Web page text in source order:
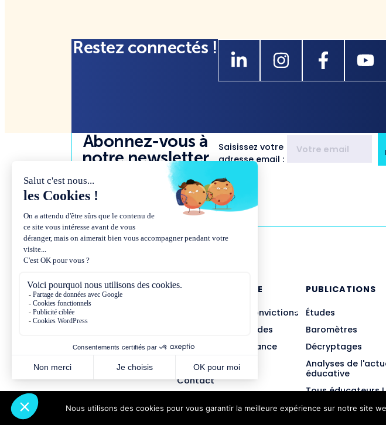
Restez connectés !
Abonnez-vous à
notre newsletter
Saisissez votre
adresse email :
NOUS CONNAÎTRE
Présentation et convictions
Missions et méthodes
Équipe et gouvernance
Partenariats
Contact
PUBLICATIONS
Études
Baromètres
Décryptages
Analyses de
éducative
Tous éducateurs !
Nous utilisons des cookies pour vous garantir la meilleure expérience sur notre site